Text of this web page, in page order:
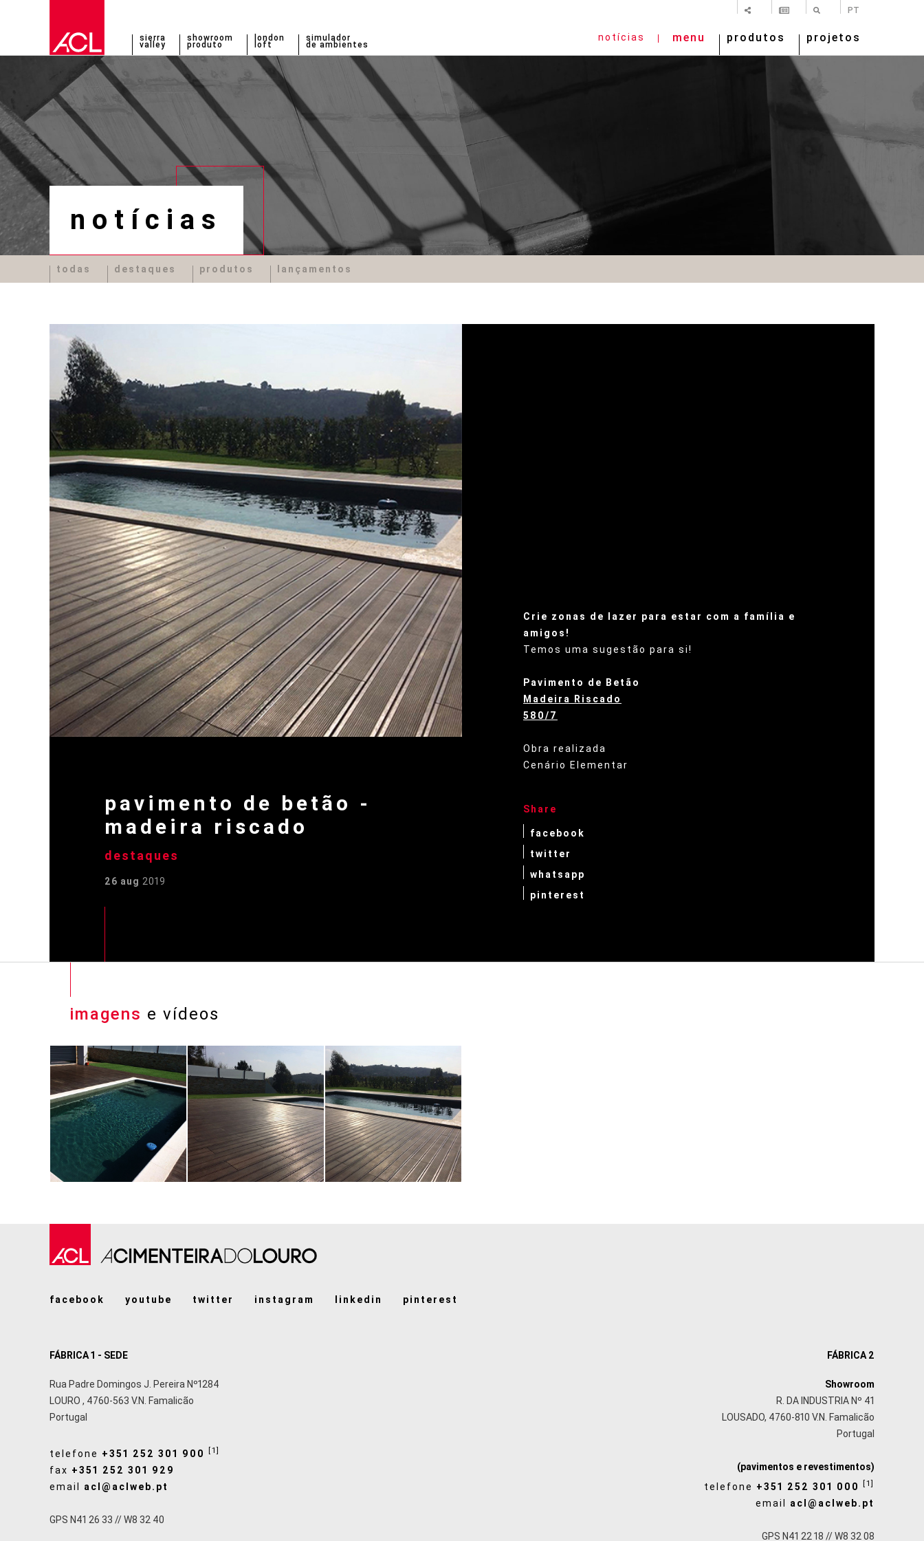
PT
sierra
valley
showroom
produto
london
loft
simulador
de ambientes
notícias menu produtos projetos
notícias
todas destaques produtos lançamentos
pavimento de betão -
madeira riscado
destaques
26 aug 2019
Crie zonas de lazer para estar com a família e
amigos!
Temos uma sugestão para si!
Pavimento de Betão
Madeira Riscado
580/7
Obra realizada
Cenário Elementar
Share
facebook
twitter
whatsapp
pinterest
imagens e vídeos
facebook youtube twitter instagram linkedin pinterest
FÁBRICA 1 - SEDE
Rua Padre Domingos J. Pereira Nº1284
LOURO , 4760-563 V.N. Famalicão
Portugal
telefone +351 252 301 900 [1]
fax +351 252 301 929
email acl@aclweb.pt
GPS N41 26 33 // W8 32 40
FÁBRICA 2
Showroom
R. DA INDUSTRIA Nº 41
LOUSADO, 4760-810 V.N. Famalicão
Portugal
(pavimentos e revestimentos)
telefone +351 252 301 000 [1]
email acl@aclweb.pt
GPS N41 22 18 // W8 32 08